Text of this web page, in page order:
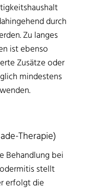
durch
Zu langes
ist ebenso
Zusätze oder
mindestens
Therapie)
Behandlung bei
stellt
erfolgt die